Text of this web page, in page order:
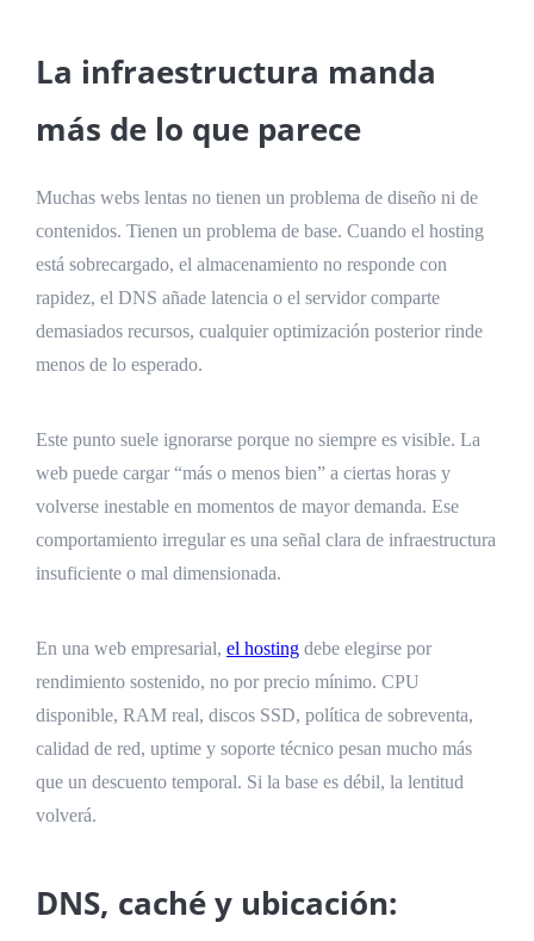
La infraestructura manda
más de lo que parece
Muchas webs lentas no tienen un problema de diseño ni de
contenidos. Tienen un problema de base. Cuando el hosting
está sobrecargado, el almacenamiento no responde con
rapidez, el DNS añade latencia o el servidor comparte
demasiados recursos, cualquier optimización posterior rinde
menos de lo esperado.
Este punto suele ignorarse porque no siempre es visible. La
web puede cargar “más o menos bien” a ciertas horas y
volverse inestable en momentos de mayor demanda. Ese
comportamiento irregular es una señal clara de infraestructura
insuficiente o mal dimensionada.
En una web empresarial, el hosting debe elegirse por
rendimiento sostenido, no por precio mínimo. CPU
disponible, RAM real, discos SSD, política de sobreventa,
calidad de red, uptime y soporte técnico pesan mucho más
que un descuento temporal. Si la base es débil, la lentitud
volverá.
DNS, caché y ubicación: